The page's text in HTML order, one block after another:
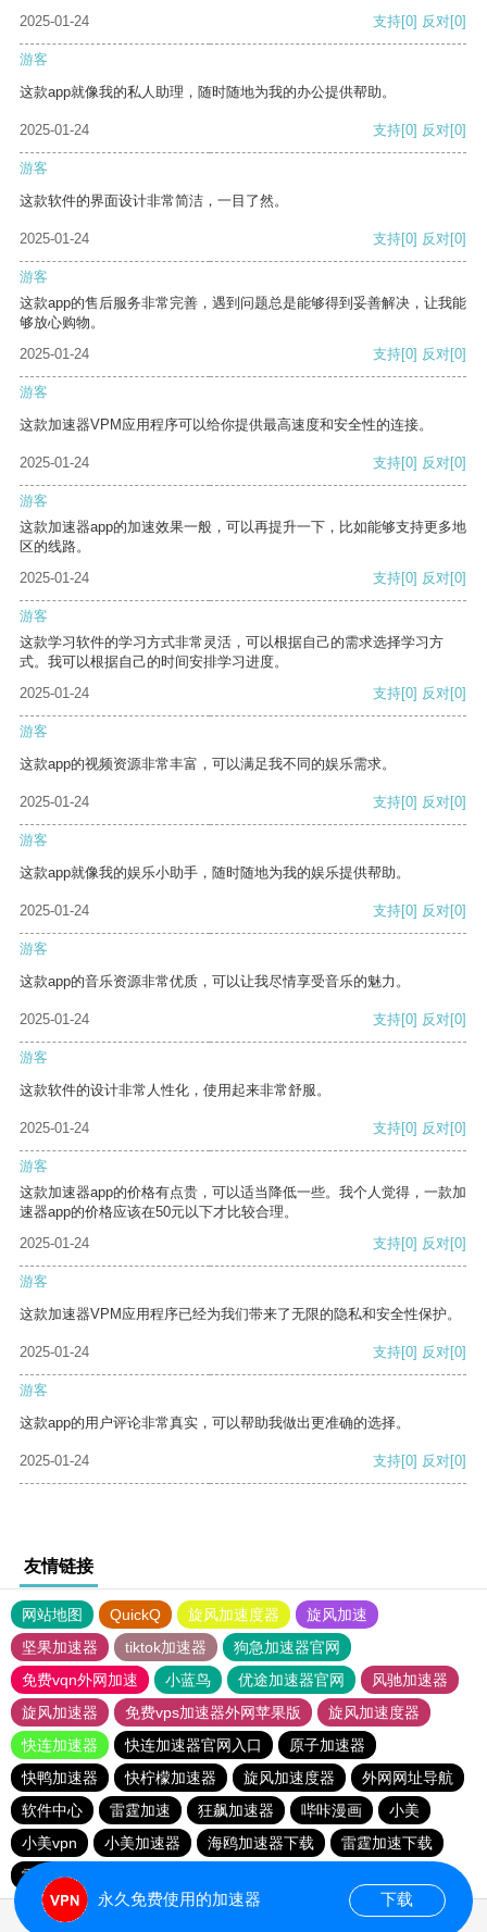
2025-01-24
支持[0] 反对[0]
游客
这款app就像我的私人助理，随时随地为我的办公提供帮助。
2025-01-24 支持[0] 反对[0]
游客
这款软件的界面设计非常简洁，一目了然。
2025-01-24 支持[0] 反对[0]
游客
这款app的售后服务非常完善，遇到问题总是能够得到妥善解决，让我能
够放心购物。
2025-01-24
支持[0] 反对[0]
游客
这款加速器VPM应用程序可以给你提供最高速度和安全性的连接。
2025-01-24 支持[0] 反对[0]
游客
这款加速器app的加速效果一般，可以再提升一下，比如能够支持更多地
区的线路。
2025-01-24
支持[0] 反对[0]
游客
这款学习软件的学习方式非常灵活，可以根据自己的需求选择学习方
式。我可以根据自己的时间安排学习进度。
2025-01-24
支持[0] 反对[0]
游客
这款app的视频资源非常丰富，可以满足我不同的娱乐需求。
2025-01-24 支持[0] 反对[0]
游客
这款app就像我的娱乐小助手，随时随地为我的娱乐提供帮助。
2025-01-24 支持[0] 反对[0]
游客
这款app的音乐资源非常优质，可以让我尽情享受音乐的魅力。
2025-01-24 支持[0] 反对[0]
游客
这款软件的设计非常人性化，使用起来非常舒服。
2025-01-24 支持[0] 反对[0]
游客
这款加速器app的价格有点贵，可以适当降低一些。我个人觉得，一款加
速器app的价格应该在50元以下才比较合理。
2025-01-24
支持[0] 反对[0]
游客
这款加速器VPM应用程序已经为我们带来了无限的隐私和安全性保护。
2025-01-24 支持[0] 反对[0]
游客
这款app的用户评论非常真实，可以帮助我做出更准确的选择。
2025-01-24 支持[0] 反对[0]
友情链接
网站地图 QuickQ 旋风加速度器
旋风加速
坚果加速器
tiktok加速器
狗急加速器官网
免费vqn外网加速
小蓝鸟 优途加速器官网
风驰加速器
旋风加速器
免费vps加速器外网苹果版
旋风加速度器
快连加速器
快连加速器官网入口
原子加速器
快鸭加速器
快柠檬加速器 旋风加速度器
外网网址导航
软件中心
雷霆加速 狂飙加速器 哔咔漫画
小美
小美vpn
小美加速器 海鸥加速器下载
雷霆加速下载
雷霆加速
永久免费使用的加速器 下载